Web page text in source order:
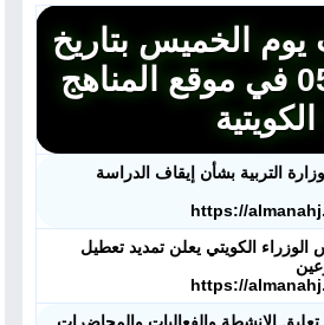
الخميس بتاريخ
2020-03-05 في موقع المناهج
الكويتية
وزارة التربية بشأن إيقاف الدراسة
https://
الوزراء الكويتي يعلن تمديد تعطيل
https://